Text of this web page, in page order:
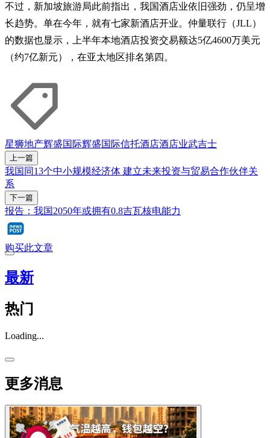
不过，新加坡旅游局此前指出，我国酒店业依旧强劲，仍呈增
长趋势。单在今年，就有七家新酒店开业。仲量联行（JLL）
的数据也显示，上半年本地酒店投资交易额达5亿4600万美元
（约7亿新元），在亚太地区排名第四。
星狮地产辉盛国际辉盛国际信托酒店酒店业武吉士
上一篇
我国同13个中小规模经济体 建立未来投资与贸易合作伙伴关
系
下一篇
报告：我国2050年或拥有0.8吉瓦核电能力
购买此文章
最新
热门
Loading...
更多消息